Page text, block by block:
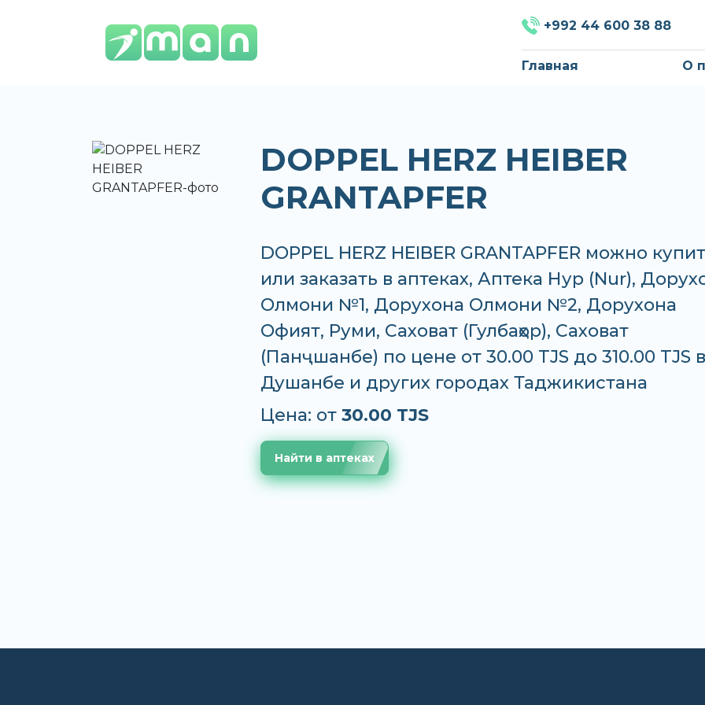
+992 44 600 38 88
Главная О
DOPPEL HERZ HEIBER
GRANTAPFER
DOPPEL HERZ HEIBER GRANTAPFER можно
или заказать в аптеках, Аптека Нур (Nur),
Олмони №1, Дорухона Олмони №2, Дорухона
Офият, Руми, Саховат (Гулбаҳор), Саховат
(Панҷшанбе) по цене от 30.00 TJS до 310.00 TJS в
Душанбе и других городах Таджикистана
Цена: от 30.00 TJS
Найти в аптеках